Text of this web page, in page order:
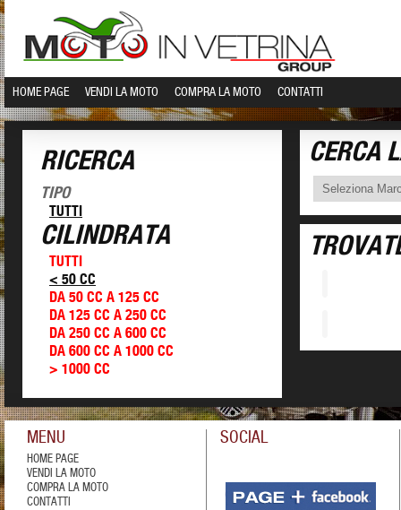
HOME PAGE VENDI LA MOTO COMPRA LA MOTO CONTATTI
RICERCA
TIPO
TUTTI
CILINDRATA
TUTTI
< 50 CC
DA 50 CC A 125 CC
DA 125 CC A 250 CC
DA 250 CC A 600 CC
DA 600 CC A 1000 CC
> 1000 CC
CERCA
MENU
HOME PAGE
VENDI LA MOTO
COMPRA LA MOTO
CONTATTI
SOCIAL